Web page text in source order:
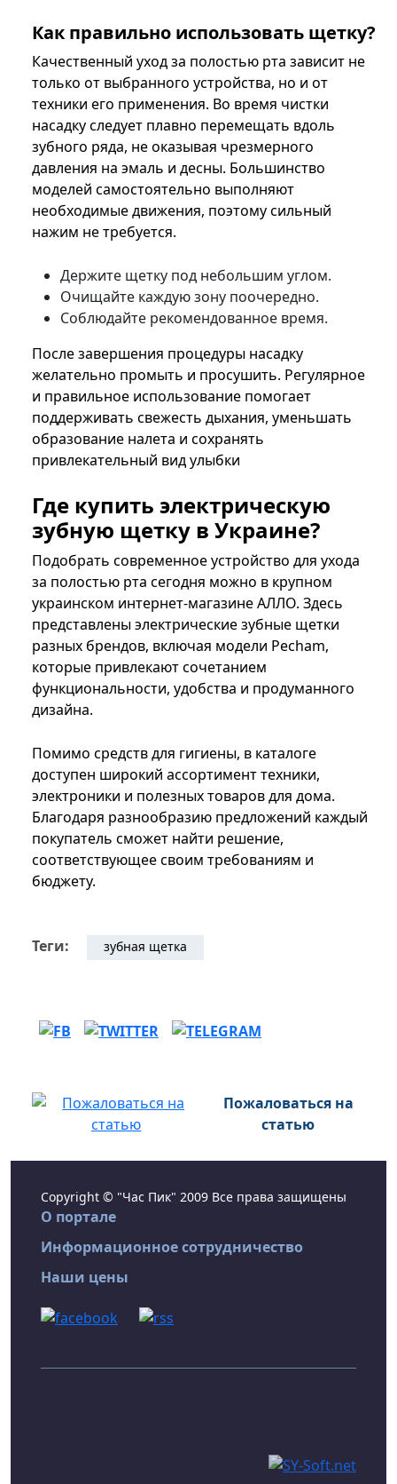
Как правильно использовать щетку?
Качественный уход за полостью рта зависит не
только от выбранного устройства, но и от
техники его применения. Во время чистки
насадку следует плавно перемещать вдоль
зубного ряда, не оказывая чрезмерного
давления на эмаль и десны. Большинство
моделей самостоятельно выполняют
необходимые движения, поэтому сильный
нажим не требуется.
Держите щетку под небольшим углом.
Очищайте каждую зону поочередно.
Соблюдайте рекомендованное время.
После завершения процедуры насадку
желательно промыть и просушить. Регулярное
и правильное использование помогает
поддерживать свежесть дыхания, уменьшать
образование налета и сохранять
привлекательный вид улыбки
Где купить электрическую
зубную щетку в Украине?
Подобрать современное устройство для ухода
за полостью рта сегодня можно в крупном
украинском интернет-магазине АЛЛО. Здесь
представлены электрические зубные щетки
разных брендов, включая модели Pecham,
которые привлекают сочетанием
функциональности, удобства и продуманного
дизайна.
Помимо средств для гигиены, в каталоге
доступен широкий ассортимент техники,
электроники и полезных товаров для дома.
Благодаря разнообразию предложений каждый
покупатель сможет найти решение,
соответствующее своим требованиям и
бюджету.
Теги: зубная щетка
Пожаловаться на
статью
Copyright © "Час Пик" 2009 Все права защищены
О портале
Информационное сотрудничество
Наши цены